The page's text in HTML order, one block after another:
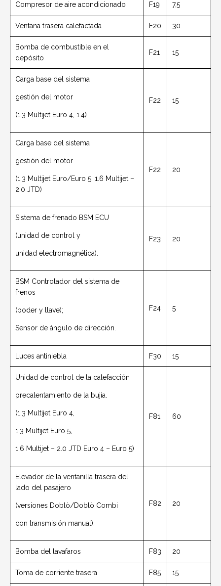
Compresor de aire acondicionado F19 7,5
Ventana trasera calefactada F20 30
Bomba de combustible en el
depósito
F21 15
Carga base del sistema
gestión del motor
(1.3 Multijet Euro 4, 1.4)
F22 15
Carga base del sistema
gestión del motor
(1.3 Multijet Euro/Euro 5, 1.6 Multijet –
2.0 JTD)
F22 20
Sistema de frenado BSM ECU
(unidad de control y
unidad electromagnética).
F23 20
BSM Controlador del sistema de
frenos
(poder y llave);
Sensor de ángulo de dirección.
F24 5
Luces antiniebla F30 15
Unidad de control de la calefacción
precalentamiento de la bujía.
(1.3 Multijet Euro 4,
1.3 Multijet Euro 5,
1.6 Multijet – 2.0 JTD Euro 4 – Euro 5)
F81 60
Elevador de la ventanilla trasera del
lado del pasajero
(versiones Doblò/Doblò Combi
con transmisión manual).
F82 20
Bomba del lavafaros F83 20
Toma de corriente trasera F85 15